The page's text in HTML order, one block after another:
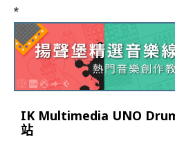
*
IK Multimedia UNO
站